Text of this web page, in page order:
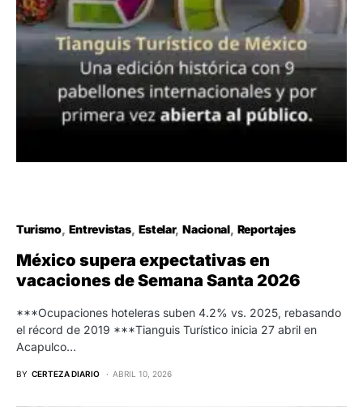
Turismo Entrevistas Estelar Nacional Reportajes
México supera expectativas en
vacaciones de Semana Santa 2026
***Ocupaciones hoteleras suben 4.2% vs. 2025, rebasando
el récord de 2019 ***Tianguis Turístico inicia 27 abril en
Acapulco…
BY CERTEZA DIARIO ABRIL 10, 2026